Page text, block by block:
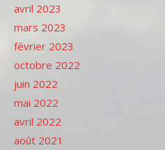
avril 2023
mars 2023
février 2023
octobre 2022
juin 2022
mai 2022
avril 2022
août 2021